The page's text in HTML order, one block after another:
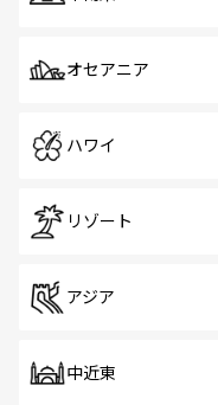
オセアニア
ハワイ
リゾート
アジア
中近東